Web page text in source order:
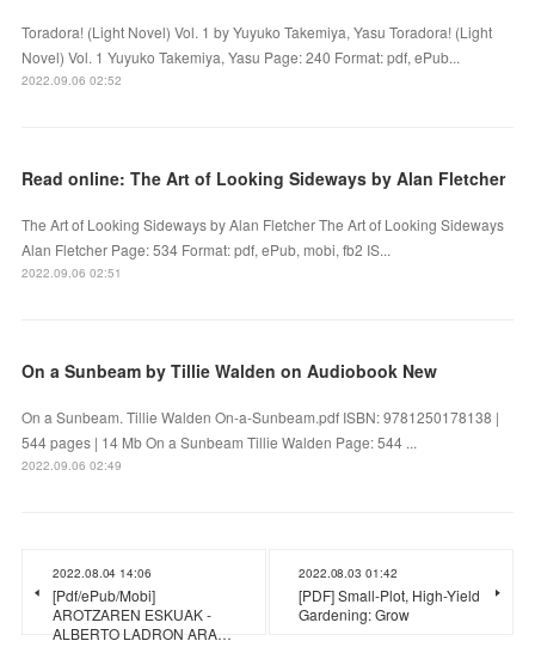
Toradora! (Light Novel) Vol. 1 by Yuyuko Takemiya, Yasu Toradora! (Light
Novel) Vol. 1 Yuyuko Takemiya, Yasu Page: 240 Format: pdf, ePub...
2022.09.06 02:52
Read online: The Art of Looking Sideways by Alan Fletcher
The Art of Looking Sideways by Alan Fletcher The Art of Looking Sideways
Alan Fletcher Page: 534 Format: pdf, ePub, mobi, fb2 IS...
2022.09.06 02:51
On a Sunbeam by Tillie Walden on Audiobook New
On a Sunbeam. Tillie Walden On-a-Sunbeam.pdf ISBN: 9781250178138 |
544 pages | 14 Mb On a Sunbeam Tillie Walden Page: 544 ...
2022.09.06 02:49
2022.08.04 14:06
[Pdf/ePub/Mobi]
AROTZAREN ESKUAK -
ALBERTO LADRON ARA…
2022.08.03 01:42
[PDF] Small-Plot, High-Yield
Gardening: Grow